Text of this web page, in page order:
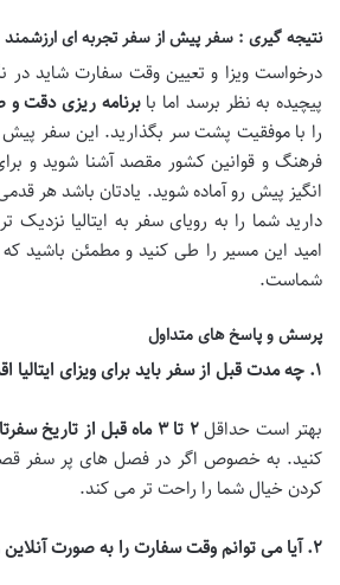
نتیجه گیری : سفر پیش از سفر تجربه ای ارزشمند
درخواست ویزا و تعیین وقت سفارت شاید در
پیچیده به نظر برسد اما بابرنامه ریزی دقت و
را با موفقیت پشت سر بگذارید. این سفر
فرهنگ و قوانین کشور مقصد آشنا شوید و
انگیز پیش رو آماده شوید. یادتان باشد هر
دارید شما را به رویای سفر به ایتالیا
امید این مسیر را طی کنید و مطمئن باشید که
شماست.
پرسش و پاسخ های متداول
۱. چه مدت قبل از سفر باید برای ویزای ایتالیا
بهتر است حداقل۲ تا۳ ماه قبل از تاریخ
کنید. به خصوص اگر در فصل های پر سفر قصد
کردن خیال شما را راحت تر می کند.
۲.آیا می توانم وقت سفارت را به صورت آنلاین